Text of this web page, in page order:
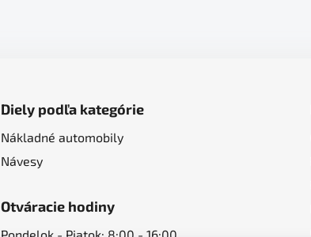
Diely podľa kategórie
Nákladné automobily
Návesy
Otváracie hodiny
Pondelok - Piatok: 8:00 - 16:00